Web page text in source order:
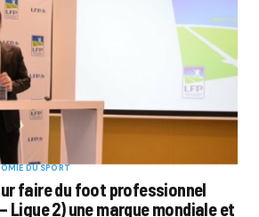
DU SPORT
faire du foot professionnel
Ligue 2) une marque mondiale et